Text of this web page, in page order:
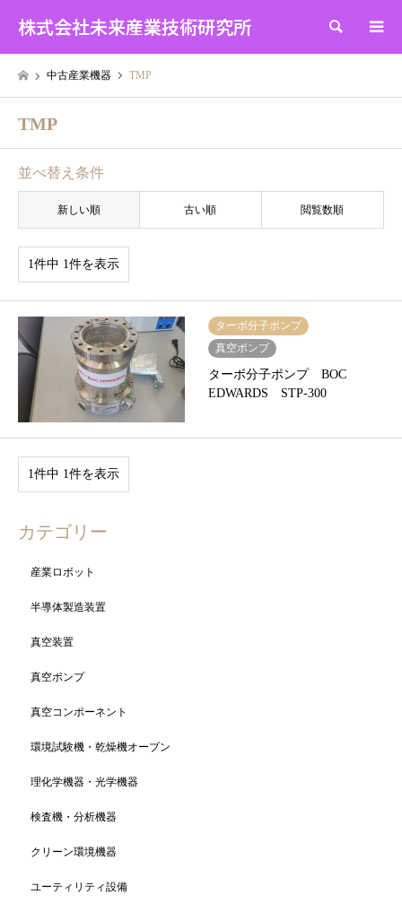
株式会社未来産業技術研究所 検索
中古産業機器 TMP
TMP
並べ替え条件
新しい順 古い順 閲覧数順
1件中 1件を表示
ターボ分子ポンプ
真空ポンプ
ターボ分子ポンプ BOC
EDWARDS STP-300
1件中 1件を表示
カテゴリー
産業ロボット
半導体製造装置
真空装置
真空ポンプ
真空コンポーネント
環境試験機・乾燥機オーブン
理化学機器・光学機器
検査機・分析機器
クリーン環境機器
ユーティリティ設備